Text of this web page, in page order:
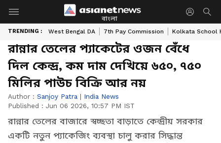
বাংলা
TRENDING : West Bengal DA 7th Pay Commission Kolkata School
রান্নার তেলের প্যাকেটের ওজন বেঁধে
দিল কেন্দ্র, কম দাম দেখিয়ে ৬৫০, ৭৫০
মিলির পাউচ বিক্রি আর নয়
Author : Sanjoy Patra | India News
Published : Jun 06 2026, 10:57 PM IST
রান্নার তেলের বাজারে স্বচ্ছতা বাড়াতে কেন্দ্রীয় সরকার
একটি নতুন প্যাকেজিং ব্যবস্থা চালু করার সিদ্ধান্ত